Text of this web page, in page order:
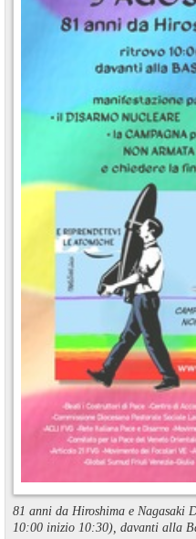
81 anni da Hiroshima e Nagasaki
10:00 inizio 10:30), davanti alla